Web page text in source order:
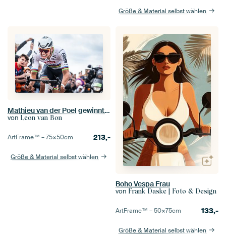
Größe & Material selbst wählen
Mathieu van der Poel gewinnt Paris Roubaix
von Leon van Bon
ArtFrame™ –75×50cm 213,-
Größe & Material selbst wählen
Boho Vespa Frau
von Frank Daske | Foto & Design
ArtFrame™ –50×75cm 133,-
Größe & Material selbst wählen